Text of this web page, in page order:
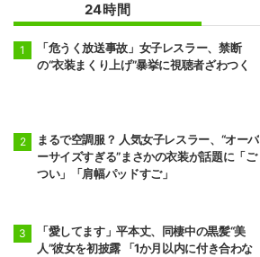
24時間
「危うく放送事故」女子レスラー、禁断
の“衣装まくり上げ”暴挙に視聴者ざわつく
まるで空調服？ 人気女子レスラー、“オーバ
ーサイズすぎる”まさかの衣装が話題に「ご
つい」「肩幅パッドすご」
「愛してます」平本丈、同棲中の黒髪“美
人”彼女を初披露 「1か月以内に付き合わな